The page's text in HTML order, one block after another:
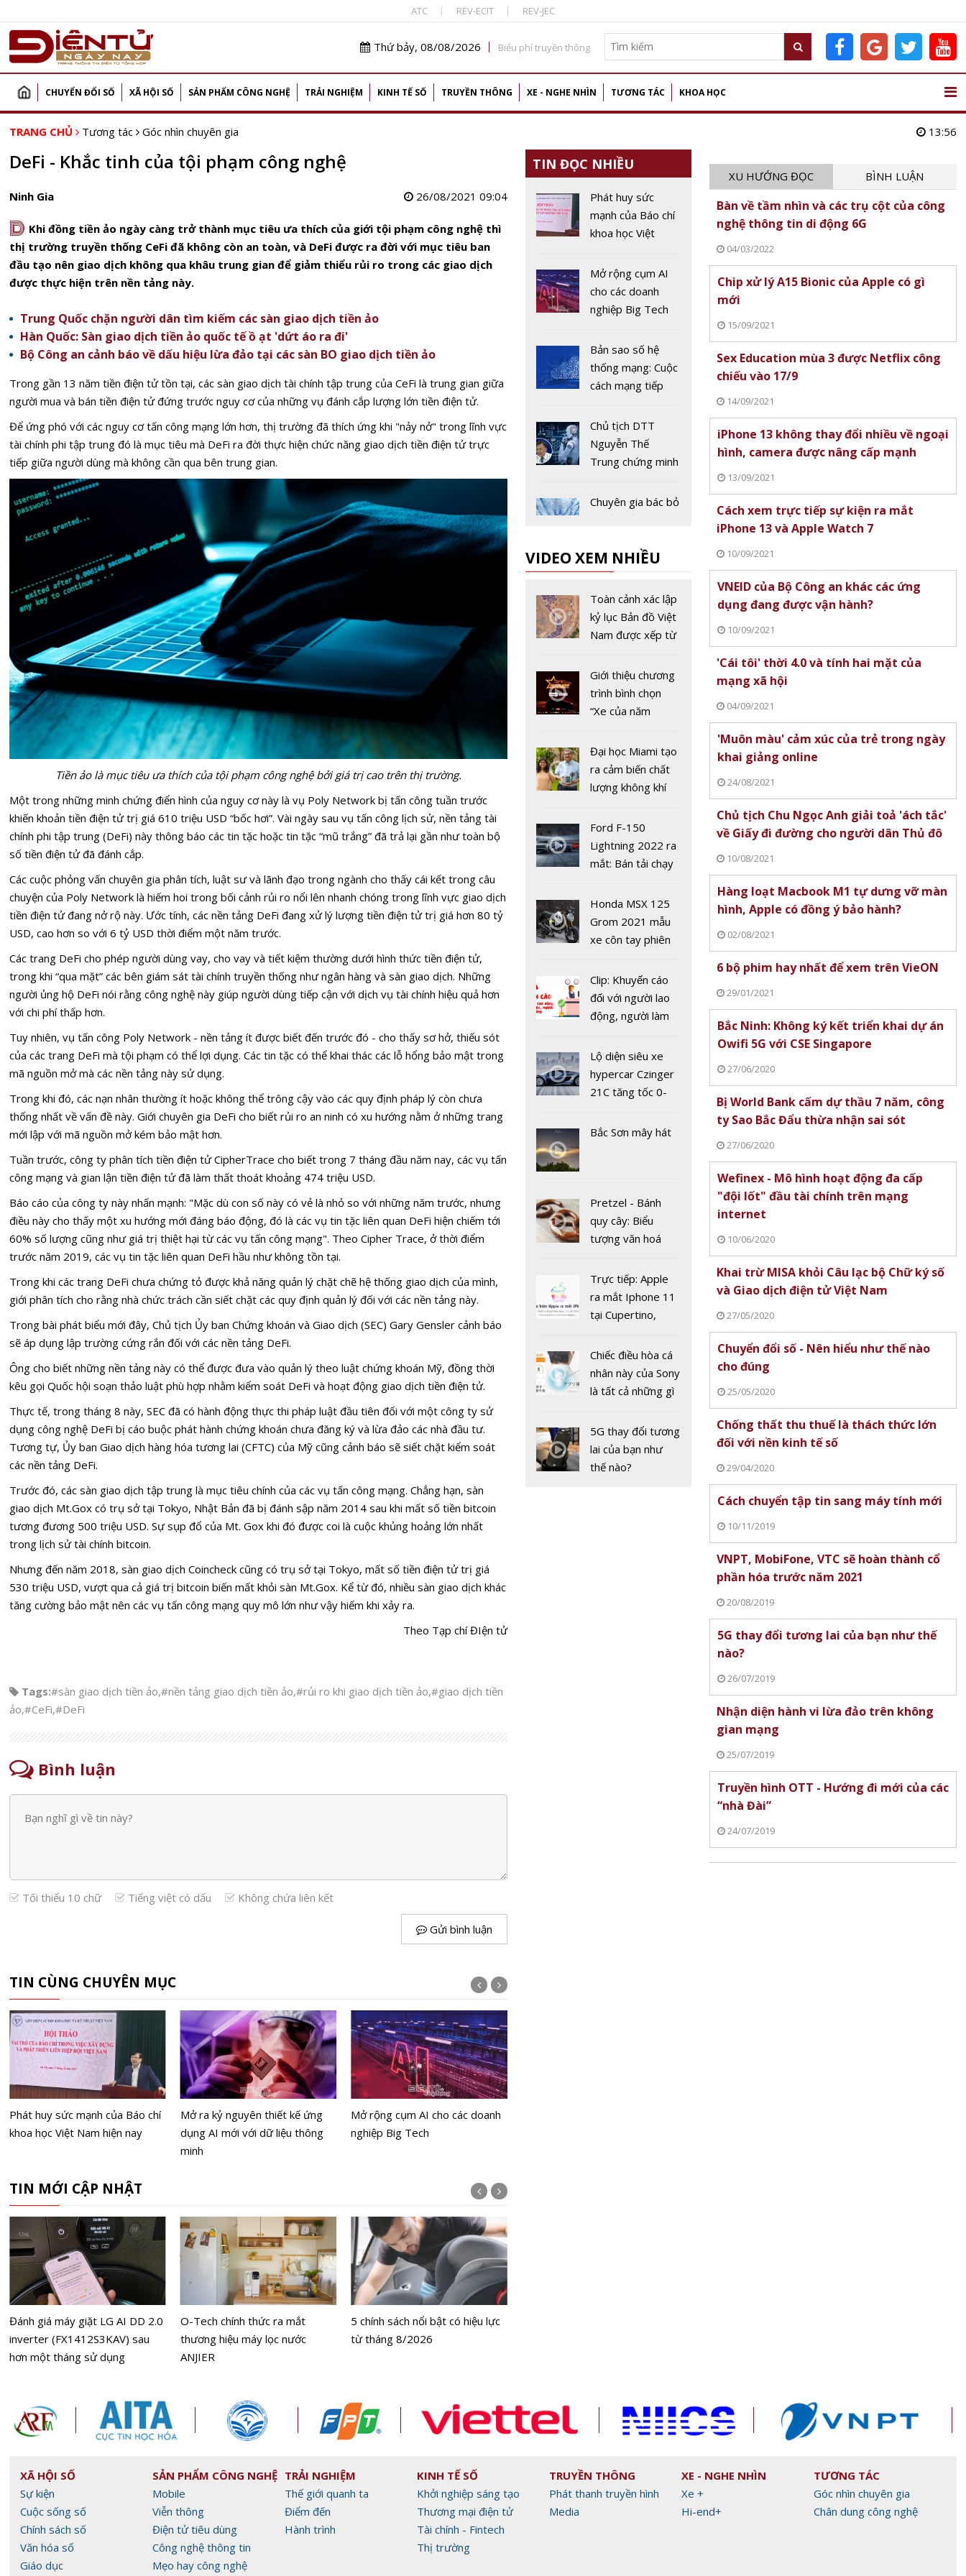
ATC REV-ECIT REV-JEC
Thứ bảy, 08/08/2026 Biểu phí truyền thông
CHUYỂN ĐỔI SỐ XÃ HỘI SỐ SẢN PHẨM CÔNG NGHỆ TRẢI NGHIỆM KINH TẾ SỐ TRUYỀN THÔNG XE - NGHE NHÌN TƯƠNG TÁC KHOA HỌC
TRANG CHỦ Tương tác Góc nhìn chuyên gia 13:56
DeFi - Khắc tinh của tội phạm công nghệ
Ninh Gia 26/08/2021 09:04
D Khi đồng tiền ảo ngày càng trở thành mục tiêu ưa thích của giới tội phạm công nghệ thì
thị trường truyền thống CeFi đã không còn an toàn, và DeFi được ra đời với mục tiêu ban
đầu tạo nên giao dịch không qua khâu trung gian để giảm thiểu rủi ro trong các giao dịch
được thực hiện trên nền tảng này.
Trung Quốc chặn người dân tìm kiếm các sàn giao dịch tiền ảo
Hàn Quốc: Sàn giao dịch tiền ảo quốc tế ồ ạt 'dứt áo ra đi'
Bộ Công an cảnh báo về dấu hiệu lừa đảo tại các sàn BO giao dịch tiền ảo
Trong gần 13 năm tiền điện tử tồn tại, các sàn giao dịch tài chính tập trung của CeFi là trung gian giữa
người mua và bán tiền điện tử đứng trước nguy cơ của những vụ đánh cắp lượng lớn tiền điện tử.
Để ứng phó với các nguy cơ tấn công mạng lớn hơn, thị trường đã thích ứng khi "nảy nở" trong lĩnh vực
tài chính phi tập trung đó là mục tiêu mà DeFi ra đời thực hiện chức năng giao dịch tiền điện tử trực
tiếp giữa người dùng mà không cần qua bên trung gian.
Tiền ảo là mục tiêu ưa thích của tội phạm công nghệ bởi giá trị cao trên thị trường.
Một trong những minh chứng điển hình của nguy cơ này là vụ Poly Network bị tấn công tuần trước
khiến khoản tiền điện tử trị giá 610 triệu USD “bốc hơi”. Vài ngày sau vụ tấn công lịch sử, nền tảng tài
chính phi tập trung (DeFi) này thông báo các tin tặc hoặc tin tặc “mũ trắng” đã trả lại gần như toàn bộ
số tiền điện tử đã đánh cắp.
Các cuộc phỏng vấn chuyên gia phân tích, luật sư và lãnh đạo trong ngành cho thấy cái kết trong câu
chuyện của Poly Network là hiếm hoi trong bối cảnh rủi ro nổi lên nhanh chóng trong lĩnh vực giao dịch
tiền điện tử đang nở rộ này. Ước tính, các nền tảng DeFi đang xử lý lượng tiền điện tử trị giá hơn 80 tỷ
USD, cao hơn so với 6 tỷ USD thời điểm một năm trước.
Các trang DeFi cho phép người dùng vay, cho vay và tiết kiệm thường dưới hình thức tiền điện tử,
trong khi “qua mặt” các bên giám sát tài chính truyền thống như ngân hàng và sàn giao dịch. Những
người ủng hộ DeFi nói rằng công nghệ này giúp người dùng tiếp cận với dịch vụ tài chính hiệu quả hơn
với chi phí thấp hơn.
Tuy nhiên, vụ tấn công Poly Network - nền tảng ít được biết đến trước đó - cho thấy sơ hở, thiếu sót
của các trang DeFi mà tội phạm có thể lợi dụng. Các tin tặc có thể khai thác các lỗ hổng bảo mật trong
mã nguồn mở mà các nền tảng này sử dụng.
Trong khi đó, các nạn nhân thường ít hoặc không thể trông cậy vào các quy định pháp lý còn chưa
thống nhất về vấn đề này. Giới chuyên gia DeFi cho biết rủi ro an ninh có xu hướng nằm ở những trang
mới lập với mã nguồn mở kém bảo mật hơn.
Tuần trước, công ty phân tích tiền điện tử CipherTrace cho biết trong 7 tháng đầu năm nay, các vụ tấn
công mạng và gian lận tiền điện tử đã làm thất thoát khoảng 474 triệu USD.
Báo cáo của công ty này nhấn mạnh: "Mặc dù con số này có vẻ là nhỏ so với những năm trước, nhưng
điều này cho thấy một xu hướng mới đáng báo động, đó là các vụ tin tặc liên quan DeFi hiện chiếm tới
60% số lượng cũng như giá trị thiệt hại từ các vụ tấn công mạng". Theo Cipher Trace, ở thời điểm
trước năm 2019, các vụ tin tặc liên quan DeFi hầu như không tồn tại.
Trong khi các trang DeFi chưa chứng tỏ được khả năng quản lý chặt chẽ hệ thống giao dịch của mình,
giới phân tích cho rằng nhà chức trách cần siết chặt các quy định quản lý đối với các nền tảng này.
Trong bài phát biểu mới đây, Chủ tịch Ủy ban Chứng khoán và Giao dịch (SEC) Gary Gensler cảnh báo
sẽ áp dụng lập trường cứng rắn đối với các nền tảng DeFi.
Ông cho biết những nền tảng này có thể được đưa vào quản lý theo luật chứng khoán Mỹ, đồng thời
kêu gọi Quốc hội soạn thảo luật phù hợp nhằm kiểm soát DeFi và hoạt động giao dịch tiền điện tử.
Thực tế, trong tháng 8 này, SEC đã có hành động thực thi pháp luật đầu tiên đối với một công ty sử
dụng công nghệ DeFi bị cáo buộc phát hành chứng khoán chưa đăng ký và lừa đảo các nhà đầu tư.
Tương tự, Ủy ban Giao dịch hàng hóa tương lai (CFTC) của Mỹ cũng cảnh báo sẽ siết chặt kiểm soát
các nền tảng DeFi.
Trước đó, các sàn giao dịch tập trung là mục tiêu chính của các vụ tấn công mạng. Chẳng hạn, sàn
giao dịch Mt.Gox có trụ sở tại Tokyo, Nhật Bản đã bị đánh sập năm 2014 sau khi mất số tiền bitcoin
tương đương 500 triệu USD. Sự sụp đổ của Mt. Gox khi đó được coi là cuộc khủng hoảng lớn nhất
trong lịch sử tài chính bitcoin.
Nhưng đến năm 2018, sàn giao dịch Coincheck cũng có trụ sở tại Tokyo, mất số tiền điện tử trị giá
530 triệu USD, vượt qua cả giá trị bitcoin biến mất khỏi sàn Mt.Gox. Kể từ đó, nhiều sàn giao dịch khác
tăng cường bảo mật nên các vụ tấn công mạng quy mô lớn như vậy hiếm khi xảy ra.
Theo Tạp chí ĐIện tử
Tags:#sàn giao dịch tiền ảo,#nền tảng giao dịch tiền ảo,#rủi ro khi giao dịch tiền ảo,#giao dịch tiền
ảo,#CeFi,#DeFi
Bình luận
Tối thiểu 10 chữ Tiếng việt có dấu Không chứa liên kết
Gửi bình luận
TIN CÙNG CHUYÊN MỤC
Phát huy sức mạnh của Báo chí
khoa học Việt Nam hiện nay
Mở ra kỷ nguyên thiết kế ứng
dụng AI mới với dữ liệu thông
minh
Mở rộng cụm AI cho các doanh
nghiệp Big Tech
TIN MỚI CẬP NHẬT
Đánh giá máy giặt LG AI DD 2.0
inverter (FX1412S3KAV) sau
hơn một tháng sử dụng
O-Tech chính thức ra mắt
thương hiệu máy lọc nước
ANJIER
5 chính sách nổi bật có hiệu lực
từ tháng 8/2026
TIN ĐỌC NHIỀU
Phát huy sức
mạnh của Báo chí
khoa học Việt
Mở rộng cụm AI
cho các doanh
nghiệp Big Tech
Bản sao số hệ
thống mạng: Cuộc
cách mạng tiếp
lý mạng
Chủ tịch DTT
Nguyễn Thế
Trung chứng minh
thế trực giác con
người trong toán
Chuyên gia bác bỏ
tin đồn về 'mây
Bản
cho kỷ nguyên xe
điện
Nguyên nhân cháy
đơn thuần do biến
đổi khí hậu
5G và các thách
kế hệ thống IoT
và các trụ cột của
kiện nền tảng để
phát triển nền kinh
tế số tại Việt Nam
VIDEO XEM NHIỀU
Toàn cảnh xác lập
kỷ lục Bản đồ Việt
Nam được xếp từ
năm 2022
Giới thiệu chương
trình bình chọn
“Xe của năm
Đại học Miami tạo
ra cảm biến chất
lượng không khí
19
Ford F-150
Lightning 2022 ra
mắt: Bán tải chạy
chưa đến 40 nghìn
USD
Honda MSX 125
Grom 2021 mẫu
xe côn tay phiên
Clip: Khuyến cáo
đối với người lao
động, người làm
hàng tại khu dịch
vụ trong dịch
Covid-19
Lộ diện siêu xe
hypercar Czinger
21C tăng tốc 0-
2 giây
Bắc Sơn mây hát
Pretzel - Bánh
quy cây: Biểu
tượng văn hoá
tranh cãi về nguồn
gốc
Trực tiếp: Apple
ra mắt Iphone 11
tại Cupertino,
Chiếc điều hòa cá
nhân này của Sony
là tất cả những gì
sót qua mùa hè
nóng nực
5G thay đổi tương
lai của bạn như
thế nào?
XU HƯỚNG ĐỌC BÌNH LUẬN
Bàn về tầm nhìn và các trụ cột của công
nghệ thông tin di động 6G
04/03/2022
Chip xử lý A15 Bionic của Apple có gì
mới
15/09/2021
Sex Education mùa 3 được Netflix công
chiếu vào 17/9
14/09/2021
iPhone 13 không thay đổi nhiều về ngoại
hình, camera được nâng cấp mạnh
13/09/2021
Cách xem trực tiếp sự kiện ra mắt
iPhone 13 và Apple Watch 7
10/09/2021
VNEID của Bộ Công an khác các ứng
dụng đang được vận hành?
10/09/2021
'Cái tôi' thời 4.0 và tính hai mặt của
mạng xã hội
04/09/2021
'Muôn màu' cảm xúc của trẻ trong ngày
khai giảng online
24/08/2021
Chủ tịch Chu Ngọc Anh giải toả 'ách tắc'
về Giấy đi đường cho người dân Thủ đô
10/08/2021
Hàng loạt Macbook M1 tự dưng vỡ màn
hình, Apple có đồng ý bảo hành?
02/08/2021
6 bộ phim hay nhất để xem trên VieON
29/01/2021
Bắc Ninh: Không ký kết triển khai dự án
Owifi 5G với CSE Singapore
27/06/2020
Bị World Bank cấm dự thầu 7 năm, công
ty Sao Bắc Đẩu thừa nhận sai sót
27/06/2020
Wefinex - Mô hình hoạt động đa cấp
"đội lốt" đầu tài chính trên mạng
internet
10/06/2020
Khai trừ MISA khỏi Câu lạc bộ Chữ ký số
và Giao dịch điện tử Việt Nam
27/05/2020
Chuyển đổi số - Nên hiểu như thế nào
cho đúng
25/05/2020
Chống thất thu thuế là thách thức lớn
đối với nền kinh tế số
29/04/2020
Cách chuyển tập tin sang máy tính mới
10/11/2019
VNPT, MobiFone, VTC sẽ hoàn thành cổ
phần hóa trước năm 2021
20/08/2019
5G thay đổi tương lai của bạn như thế
nào?
26/07/2019
Nhận diện hành vi lừa đảo trên không
gian mạng
25/07/2019
Truyền hình OTT - Hướng đi mới của các
“nhà Đài”
24/07/2019
XÃ HỘI SỐ
Sự kiện
Cuộc sống số
Chính sách số
Văn hóa số
Giáo dục
SẢN PHẨM CÔNG NGHỆ
Mobile
Viễn thông
Điện tử tiêu dùng
Công nghệ thông tin
Mẹo hay công nghệ
TRẢI NGHIỆM
Thế giới quanh ta
Điểm đến
Hành trình
KINH TẾ SỐ
Khởi nghiệp sáng tạo
Thương mại điện tử
Tài chính - Fintech
Thị trường
TRUYỀN THÔNG
Phát thanh truyền hình
Media
XE - NGHE NHÌN
Xe +
Hi-end+
TƯƠNG TÁC
Góc nhìn chuyên gia
Chân dung công nghệ